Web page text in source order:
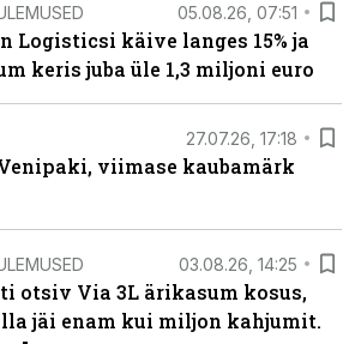
05.08.26, 07:51
Logisticsi käive langes 15% ja
keris juba üle 1,3 miljoni euro
27.07.26, 17:18
viimase kaubamärk
03.08.26, 14:25
otsiv Via 3L ärikasum kosus,
jäi enam kui miljon kahjumit.